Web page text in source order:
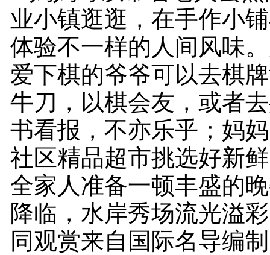
业小镇逛逛，在手作小
体验不一样的人间风味
爱下棋的爷爷可以去棋
牛刀，以棋会友，或者
书看报，不亦乐乎；妈
社区精品超市挑选好新
全家人准备一顿丰盛的
降临，水岸秀场流光溢
同观赏来自国际名导编